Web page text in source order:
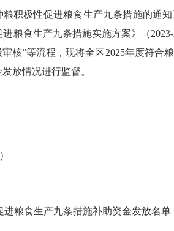
积极性促进粮食生产九条措施的通
粮食生产九条措施实施方案》（
核”等流程，现将全区2025年度符合
放情况进行监督。
进粮食生产九条措施补助资金发放名单